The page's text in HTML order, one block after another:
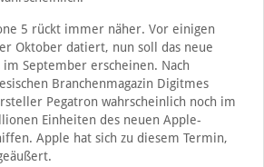
5 rückt immer näher. Vor einigen
Oktober datiert, nun soll das neue
September erscheinen. Nach
Branchenmagazin Digitmes
Pegatron wahrscheinlich noch im
Einheiten des neuen Apple-
Apple hat sich zu diesem Termin,